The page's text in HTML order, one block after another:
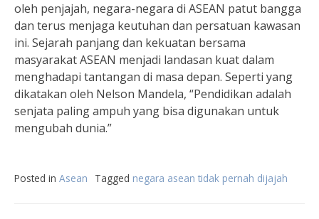
oleh penjajah, negara-negara di ASEAN patut bangga
dan terus menjaga keutuhan dan persatuan kawasan
ini. Sejarah panjang dan kekuatan bersama
masyarakat ASEAN menjadi landasan kuat dalam
menghadapi tantangan di masa depan. Seperti yang
dikatakan oleh Nelson Mandela, “Pendidikan adalah
senjata paling ampuh yang bisa digunakan untuk
mengubah dunia.”
Posted in Asean Tagged negara asean tidak pernah dijajah